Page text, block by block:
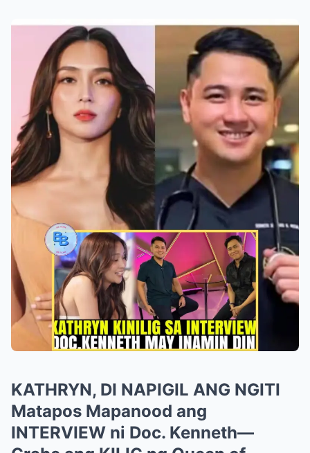
KATHRYN, DI NAPIGIL ANG NGITI
Matapos Mapanood ang
INTERVIEW ni Doc. Kenneth—